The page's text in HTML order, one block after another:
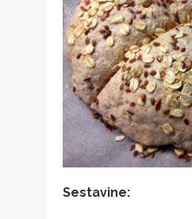
Sestavine: